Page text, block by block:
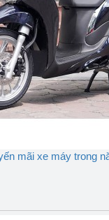
mãi xe máy trong